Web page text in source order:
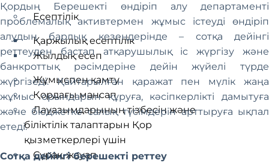
Есептілік
Қаржылық есептілік
Жылдық есеп
Жұмыспен қамту
Қордағы мансап
Лауазымдарының тізбесін және
біліктілік талаптарын Қор
қызметкерлері үшін
Сұрақ-жауап
Қордың Берешекті өндіріп алу департаменті
проблемалық активтермен жұмыс істеуді өндіріп
алудың барлық кезеңдерінде – сотқа дейінгі
реттеуден бастап атқарушылық іс жүргізу және
банкроттық рәсімдеріне дейін жүйелі түрде
жүргізеді. Қайтарылған қаражат пен мүлік жаңа
жұмыс орындарын құруға, кәсіпкерлікті дамытуға
және бюджетке салық түсімдерін арттыруға ықпал
етеді.
Сотқа дейінгі берешекті реттеу